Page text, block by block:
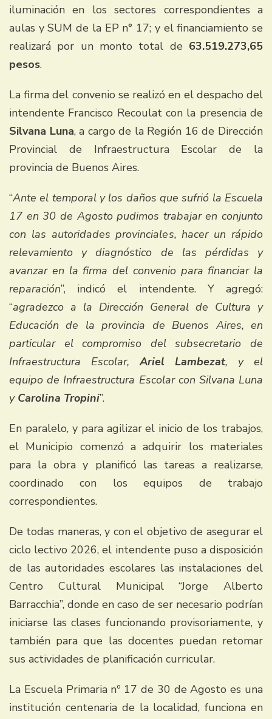
iluminación en los sectores correspondientes a
aulas y SUM de la EP n° 17; y el financiamiento se
realizará por un monto total de 63.519.273,65
pesos.
La firma del convenio se realizó en el despacho del
intendente Francisco Recoulat con la presencia de
Silvana Luna, a cargo de la Región 16 de Dirección
Provincial de Infraestructura Escolar de la
provincia de Buenos Aires.
“Ante el temporal y los daños que sufrió la Escuela
17 en 30 de Agosto pudimos trabajar en conjunto
con las autoridades provinciales, hacer un rápido
relevamiento y diagnóstico de las pérdidas y
avanzar en la firma del convenio para financiar la
reparación”, indicó el intendente. Y agregó:
“agradezco a la Dirección General de Cultura y
Educación de la provincia de Buenos Aires, en
particular el compromiso del subsecretario de
Infraestructura Escolar,Ariel Lambezat, y el
equipo de Infraestructura Escolar con Silvana Luna
y Carolina Tropini”.
En paralelo, y para agilizar el inicio de los trabajos,
el Municipio comenzó a adquirir los materiales
para la obra y planificó las tareas a realizarse,
coordinado con los equipos de trabajo
correspondientes.
De todas maneras, y con el objetivo de asegurar el
ciclo lectivo 2026, el intendente puso a disposición
de las autoridades escolares las instalaciones del
Centro Cultural Municipal “Jorge Alberto
Barracchia”, donde en caso de ser necesario podrían
iniciarse las clases funcionando provisoriamente, y
también para que las docentes puedan retomar
sus actividades de planificación curricular.
La Escuela Primaria nº 17 de 30 de Agosto es una
institución centenaria de la localidad, funciona en